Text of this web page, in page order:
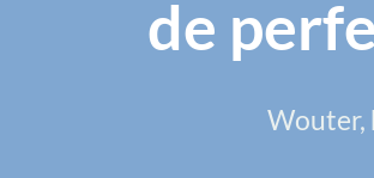
de
Wouter,